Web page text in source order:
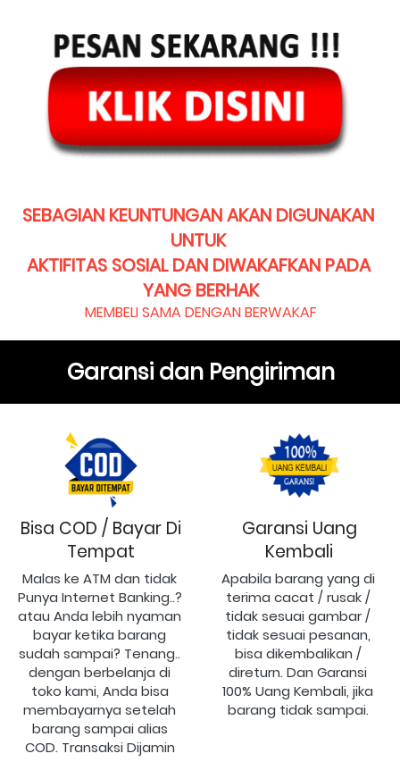
SEBAGIAN KEUNTUNGAN AKAN DIGUNAKAN
UNTUK
AKTIFITAS SOSIAL DAN DIWAKAFKAN PADA
YANG BERHAK
MEMBELI SAMA DENGAN BERWAKAF
Garansi dan Pengiriman
Bisa COD / Bayar Di
Tempat
Malas ke ATM dan tidak
Punya Internet Banking..?
atau Anda lebih nyaman
bayar ketika barang
sudah sampai? Tenang..
dengan berbelanja di
toko kami, Anda bisa
membayarnya setelah
barang sampai alias
COD. Transaksi Dijamin
Garansi Uang
Kembali
Apabila barang yang di
terima cacat / rusak /
tidak sesuai gambar /
tidak sesuai pesanan,
bisa dikembalikan /
direturn. Dan Garansi
100% Uang Kembali, jika
barang tidak sampai.